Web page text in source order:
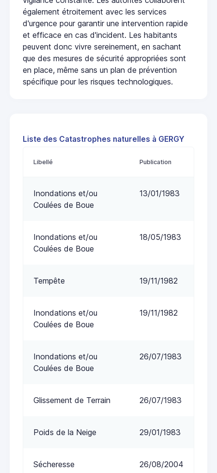
également étroitement avec les services
d'urgence pour garantir une intervention rapide
et efficace en cas d'incident. Les habitants
peuvent donc vivre sereinement, en sachant
que des mesures de sécurité appropriées sont
en place, même sans un plan de prévention
spécifique pour les risques technologiques.
Liste des Catastrophes naturelles à GERGY
Libellé Publication
Inondations et/ou
Coulées de Boue
13/01/1983
Inondations et/ou
Coulées de Boue
18/05/1983
Tempête 19/11/1982
Inondations et/ou
Coulées de Boue
19/11/1982
Inondations et/ou
Coulées de Boue
26/07/1983
Glissement de Terrain 26/07/1983
Poids de la Neige 29/01/1983
Sécheresse 26/08/2004